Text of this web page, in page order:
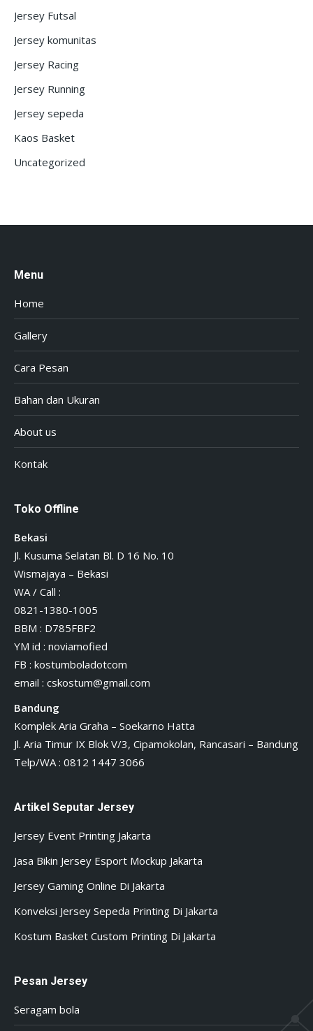
Jersey Futsal
Jersey komunitas
Jersey Racing
Jersey Running
Jersey sepeda
Kaos Basket
Uncategorized
Menu
Home
Gallery
Cara Pesan
Bahan dan Ukuran
About us
Kontak
Toko Offline
Bekasi
Jl. Kusuma Selatan Bl. D 16 No. 10
Wismajaya – Bekasi
WA / Call :
0821-1380-1005
BBM : D785FBF2
YM id : noviamofied
FB : kostumboladotcom
email : cskostum@gmail.com
Bandung
Komplek Aria Graha – Soekarno Hatta
Jl. Aria Timur IX Blok V/3, Cipamokolan, Rancasari – Bandung
Telp/WA : 0812 1447 3066
Artikel Seputar Jersey
Jersey Event Printing Jakarta
Jasa Bikin Jersey Esport Mockup Jakarta
Jersey Gaming Online Di Jakarta
Konveksi Jersey Sepeda Printing Di Jakarta
Kostum Basket Custom Printing Di Jakarta
Pesan Jersey
Seragam bola